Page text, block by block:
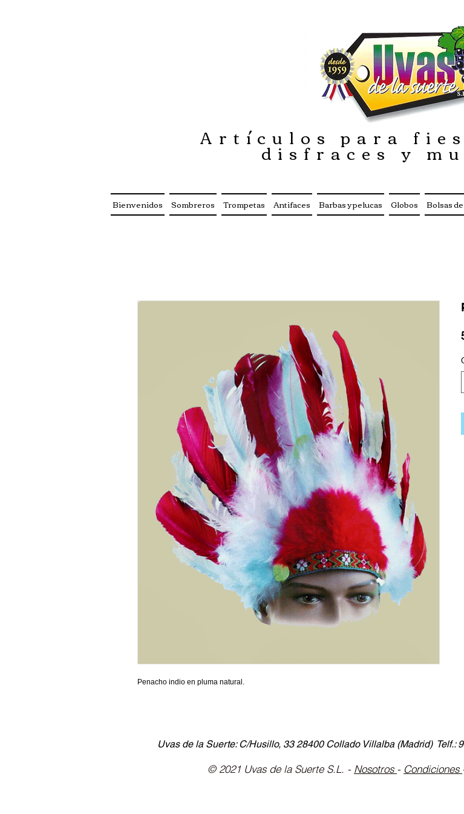
Penacho indio en pluma natural.
Artículos para
disfraces y
Bienvenidos Sombreros Trompetas Antifaces Barbas y pelucas Globos Bolsas
Uvas de la Suerte: C/Husillo, 33 28400 Collado Villalba (Madrid) Telf.:
© 2021 Uvas de la Suerte S.L. - Nosotros - Condiciones